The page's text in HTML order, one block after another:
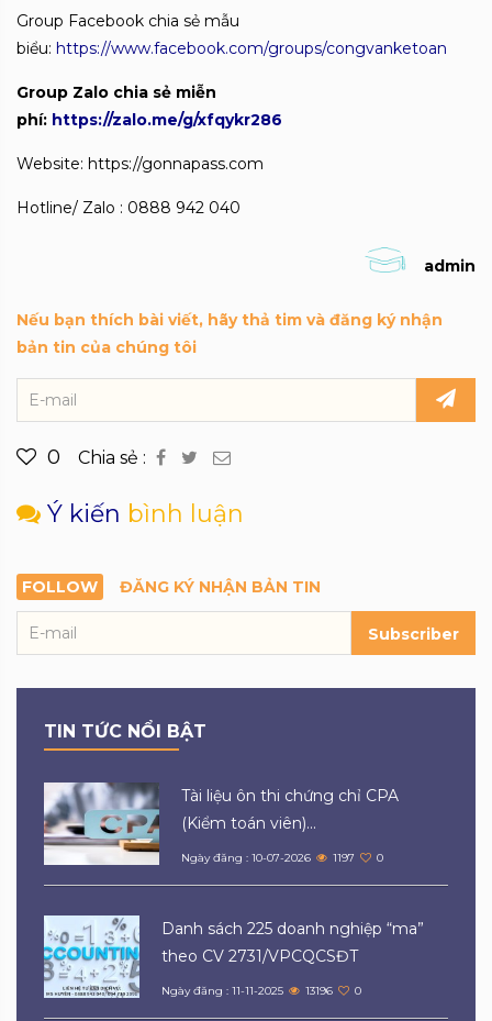
Group Facebook chia sẻ mẫu
biểu: https://www.facebook.com/groups/congvanketoan
Group Zalo chia sẻ miễn
phí: https://zalo.me/g/xfqykr286
Website: https://gonnapass.com
Hotline/ Zalo : 0888 942 040
admin
Nếu bạn thích bài viết, hãy thả tim và đăng ký nhận
bản tin của chúng tôi
0 Chia sẻ :
Ý kiến bình luận
FOLLOW ĐĂNG KÝ NHẬN BẢN TIN
Subscriber
TIN TỨC NỔI BẬT
Tài liệu ôn thi chứng chỉ CPA
(Kiểm toán viên)...
Ngày đăng : 10-07-2026 1197 0
Danh sách 225 doanh nghiệp “ma”
theo CV 2731/VPCQCSĐT
Ngày đăng : 11-11-2025 13196 0